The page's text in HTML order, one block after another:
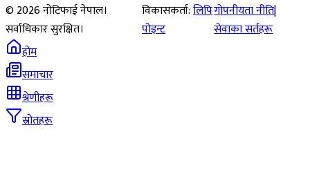
©2026नोटिफाई नेपाल।
सर्वाधिकार सुरक्षित।
विकासकर्ता:लिपि
पोइन्ट
गोपनीयता नीति|
सेवाका सर्तहरू
होम
समाचार
श्रेणीहरू
स्रोतहरू